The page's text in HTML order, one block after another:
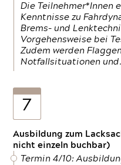
Die Teilnehmer*Innen
Kenntnisse zu
Brems- und
Vorgehensweise bei
Zudem werden
Notfallsituationen
7
Ausbildung zum
nicht einzeln buchbar)
Termin 4/10: